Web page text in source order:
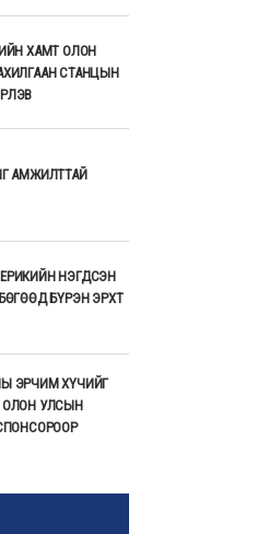
ХАМТ ОЛОН
СТАНЦЫН
АМЖИЛТТАЙ
НЭГДСЭН
БҮРЭН ЭРХТ
ЭРЧИМ ХҮЧИЙГ
ОЛОН УЛСЫН